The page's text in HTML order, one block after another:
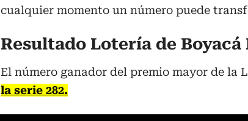
cualquier momento un número puede
Resultado Lotería de Boyacá
El número ganador del premio mayor de la
la serie 282.